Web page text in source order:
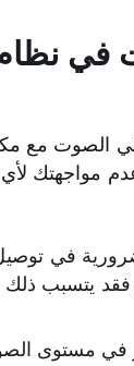
في
في الصوت مع
عدة أسباب وراء
في
فقد يتسبب
في مستوى